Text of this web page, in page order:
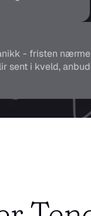
- fristen
sent i kveld,